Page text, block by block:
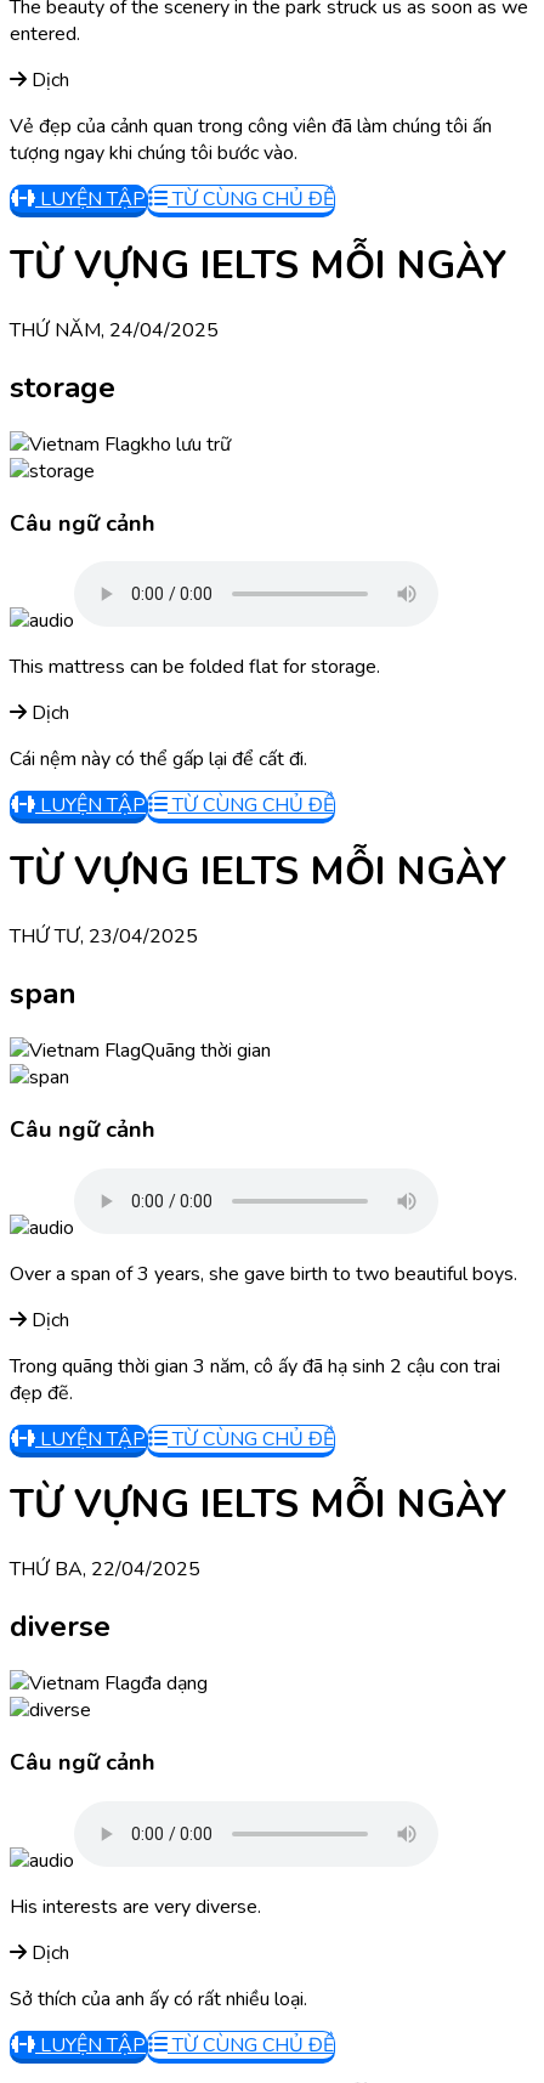
The beauty of the scenery in the park struck us as soon as we
entered.
Dịch
Vẻ đẹp của cảnh quan trong công viên đã làm chúng tôi ấn
tượng ngay khi chúng tôi bước vào.
LUYỆN TẬP
TỪ CÙNG CHỦ ĐỀ
TỪ VỰNG IELTS MỖI NGÀY
THỨ NĂM, 24/04/2025
storage
kho lưu trữ
Câu ngữ cảnh
This mattress can be folded flat for storage.
Dịch
Cái nệm này có thể gấp lại để cất đi.
LUYỆN TẬP
TỪ CÙNG CHỦ ĐỀ
TỪ VỰNG IELTS MỖI NGÀY
THỨ TƯ, 23/04/2025
span
Quãng thời gian
Câu ngữ cảnh
Over a span of 3 years, she gave birth to two beautiful boys.
Dịch
Trong quãng thời gian 3 năm, cô ấy đã hạ sinh 2 cậu con trai
đẹp đẽ.
LUYỆN TẬP
TỪ CÙNG CHỦ ĐỀ
TỪ VỰNG IELTS MỖI NGÀY
THỨ BA, 22/04/2025
diverse
đa dạng
Câu ngữ cảnh
His interests are very diverse.
Dịch
Sở thích của anh ấy có rất nhiều loại.
LUYỆN TẬP
TỪ CÙNG CHỦ ĐỀ